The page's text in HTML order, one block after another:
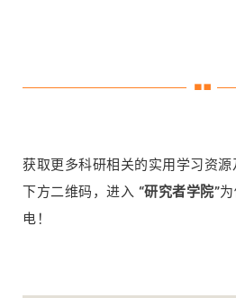
获取更多科研相关的实用学习资
下方二维码，进入 “研究者学院”
电！